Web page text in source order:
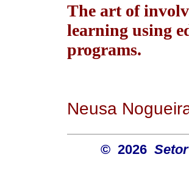
The art of
learning using
programs.
Neusa
© 2026